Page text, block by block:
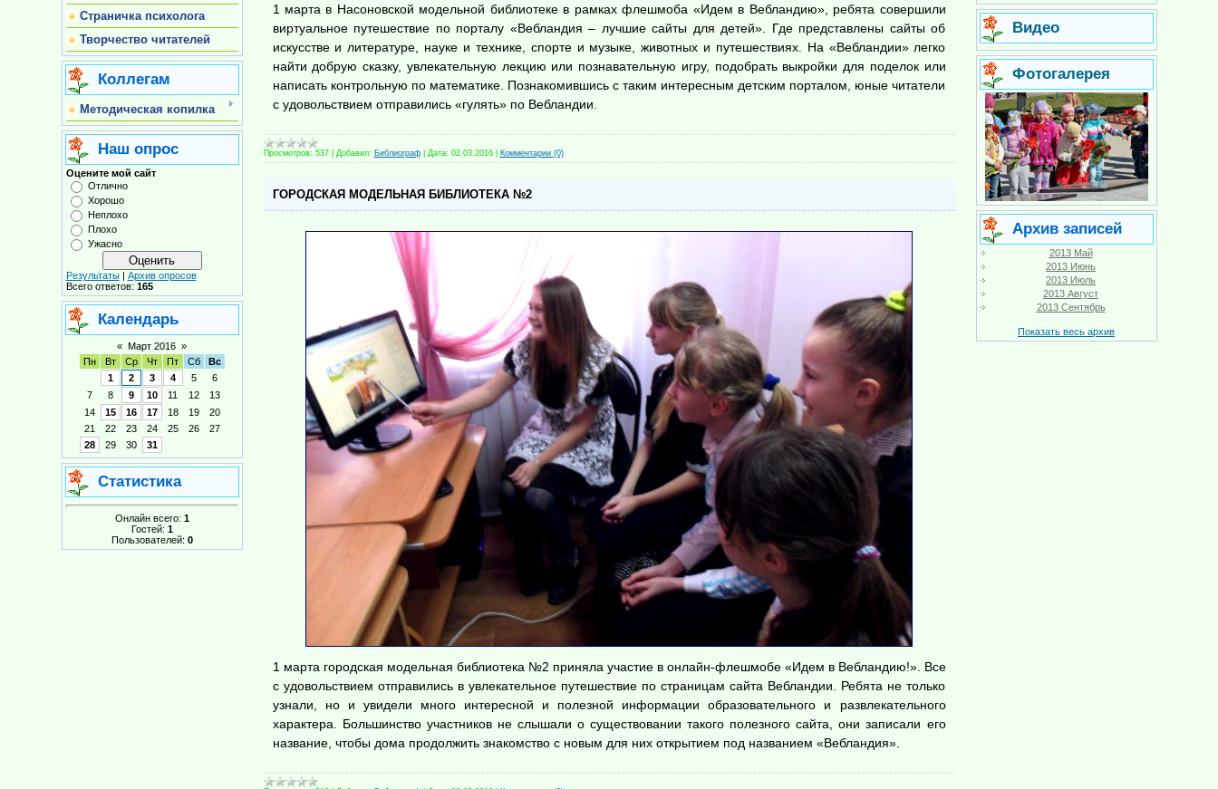
Страничка психолога
Творчество читателей
Коллегам
Методическая копилка
Наш опрос
Оцените мой сайт
Отлично
Хорошо
Неплохо
Плохо
Ужасно
Результаты| Архив опросов
Всего ответов: 165
Календарь
« Март 2016 »
Пн
Вт Ср Чт Пт Сб
Вс
1
2 3 4 5
6
7
8 9 10 11 12
13
14
15 16 17 18 19
20
21
22 23 24 25 26
27
28
29 30 31
Статистика
Онлайн всего: 1
Гостей: 1
Пользователей: 0
1 марта в Насоновской модельной библиотеке в рамках флешмоба «Идем в Вебландию», ребята совершили
виртуальное путешествие по порталу «Вебландия – лучшие сайты для детей». Где представлены сайты об
искусстве и литературе, науке и технике, спорте и музыке, животных и путешествиях. На «Вебландии» легко
найти добрую сказку, увлекательную лекцию или познавательную игру, подобрать выкройки для поделок или
написать контрольную по математике. Познакомившись с таким интересным детским порталом, юные читатели
с удовольствием отправились «гулять» по Вебландии.
Просмотров: 537 Добавил: Библиограф Дата: 02.03.2016 Комментарии (0)
ГОРОДСКАЯ МОДЕЛЬНАЯ БИБЛИОТЕКА №2
1 марта городская модельная библиотека №2 приняла участие в онлайн-флешмобе «Идем в Вебландию!». Все
с удовольствием отправились в увлекательное путешествие по страницам сайта Вебландии. Ребята не только
узнали, но и увидели много интересной и полезной информации образовательного и развлекательного
характера. Большинство участников не слышали о существовании такого полезного сайта, они записали его
название, чтобы дома продолжить знакомство с новым для них открытием под названием «Вебландия».
Видео
Фотогалерея
Архив записей
2013 Май
2013 Июнь
2013 Июль
2013 Август
2013 Сентябрь
Показать весь архив